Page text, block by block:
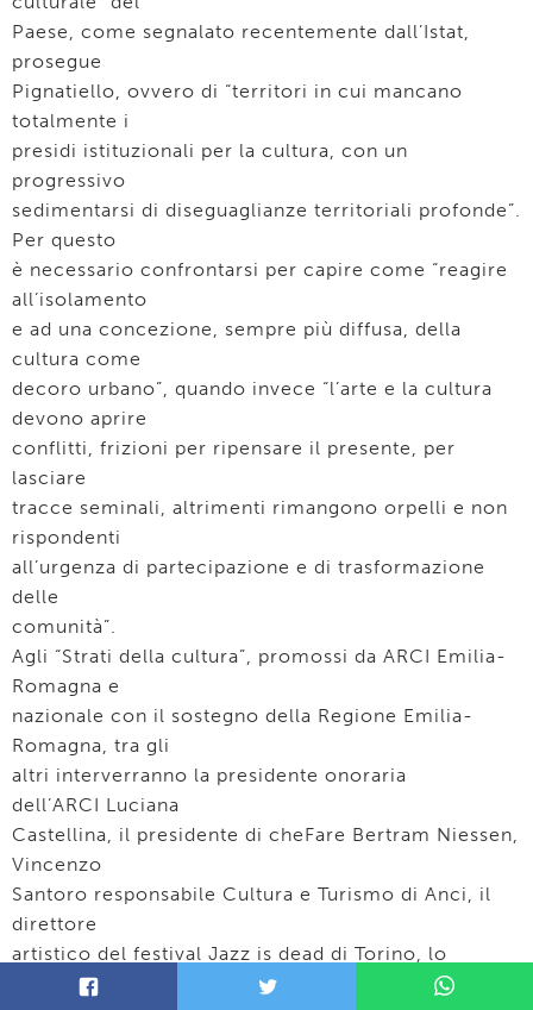
Paese, come segnalato recentemente dall’Istat,
prosegue
Pignatiello, ovvero di “territori in cui mancano
totalmente i
presidi istituzionali per la cultura, con un
progressivo
sedimentarsi di diseguaglianze territoriali profonde”.
Per questo
è necessario confrontarsi per capire come “reagire
all’isolamento
e ad una concezione, sempre più diffusa, della
cultura come
decoro urbano”, quando invece “l’arte e la cultura
devono aprire
conflitti, frizioni per ripensare il presente, per
lasciare
tracce seminali, altrimenti rimangono orpelli e non
rispondenti
all’urgenza di partecipazione e di trasformazione
delle
comunità”.
Agli “Strati della cultura”, promossi da ARCI Emilia-
Romagna e
nazionale con il sostegno della Regione Emilia-
Romagna, tra gli
altri interverranno la presidente onoraria
dell’ARCI Luciana
Castellina, il presidente di cheFare Bertram Niessen,
Vincenzo
Santoro responsabile Cultura e Turismo di Anci, il
direttore
artistico del festival Jazz is dead di Torino, lo
scrittore